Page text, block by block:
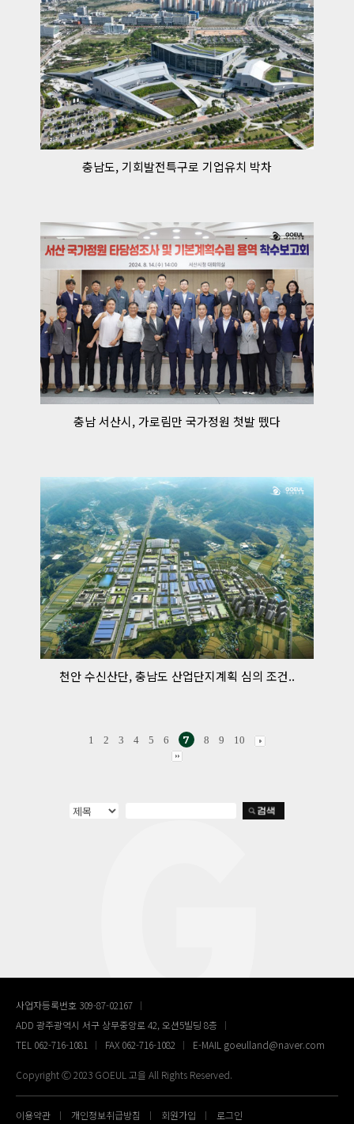
충남도, 기회발전특구로 기업유치 박차
충남 서산시, 가로림만 국가정원 첫발 뗐다
천안 수신산단, 충남도 산업단지계획 심의 조건..
1 2 3 4 5 6 7 8 9 10
사업자등록번호 309-87-02167
ADD 광주광역시 서구 상무중앙로 42, 오션5빌딩 8층
TEL 062-716-1081
FAX 062-716-1082 E-MAIL goeulland@naver.com
Copyright Ⓒ 2023 GOEUL 고을 All Rights Reserved.
이용약관 개인정보취급방침 회원가입 로그인